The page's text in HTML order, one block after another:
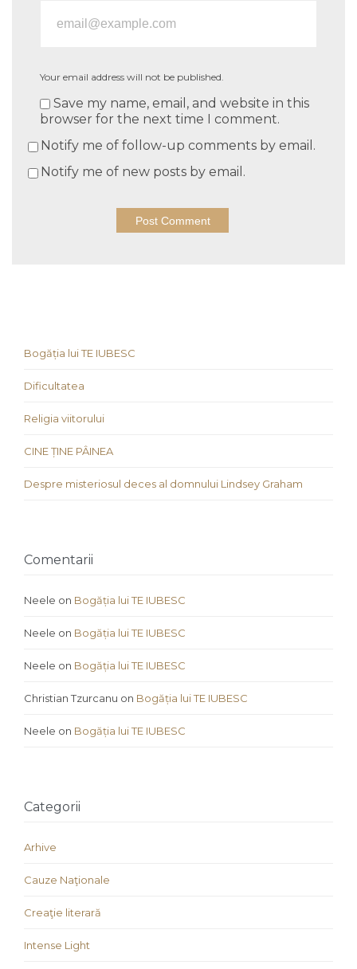
Your email address will not be published.
Save my name, email, and website in this
browser for the next time I comment.
Notify me of follow-up comments by email.
Notify me of new posts by email.
Bogăția lui TE IUBESC
Dificultatea
Religia viitorului
CINE ȚINE PÂINEA
Despre misteriosul deces al domnului Lindsey Graham
Comentarii
Neele on Bogăția lui TE IUBESC
Neele on Bogăția lui TE IUBESC
Neele on Bogăția lui TE IUBESC
Christian Tzurcanu on Bogăția lui TE IUBESC
Neele on Bogăția lui TE IUBESC
Categorii
Arhive
Cauze Naţionale
Creaţie literară
Intense Light